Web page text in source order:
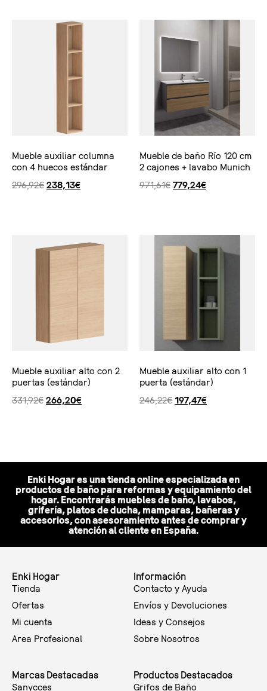
Mueble auxiliar columna
con 4 huecos estándar
296,92€ 238,13€
Mueble de baño Río 120 cm
2 cajones + lavabo Munich
971,61€ 779,24€
Mueble auxiliar alto con 2
puertas (estándar)
331,92€ 266,20€
Mueble auxiliar alto con 1
puerta (estándar)
246,22€ 197,47€
Enki Hogar es una tienda online especializada en
productos de baño para reformas y equipamiento del
hogar. Encontrarás muebles de baño, lavabos,
grifería, platos de ducha, mamparas, bañeras y
accesorios, con asesoramiento antes de comprar y
atención al cliente en España.
Enki Hogar
Tienda
Ofertas
Mi cuenta
Area Profesional
Información
Contacto y Ayuda
Envíos y Devoluciones
Ideas y Consejos
Sobre Nosotros
Marcas Destacadas
Sanycces
Productos Destacados
Grifos de Baño